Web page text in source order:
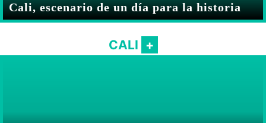
Cali, escenario de un día para la historia
CALI